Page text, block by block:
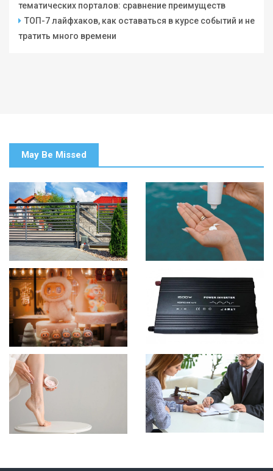
тематических порталов: сравнение преимуществ
ТОП-7 лайфхаков, как оставаться в курсе событий и не
тратить много времени
May Be Missed